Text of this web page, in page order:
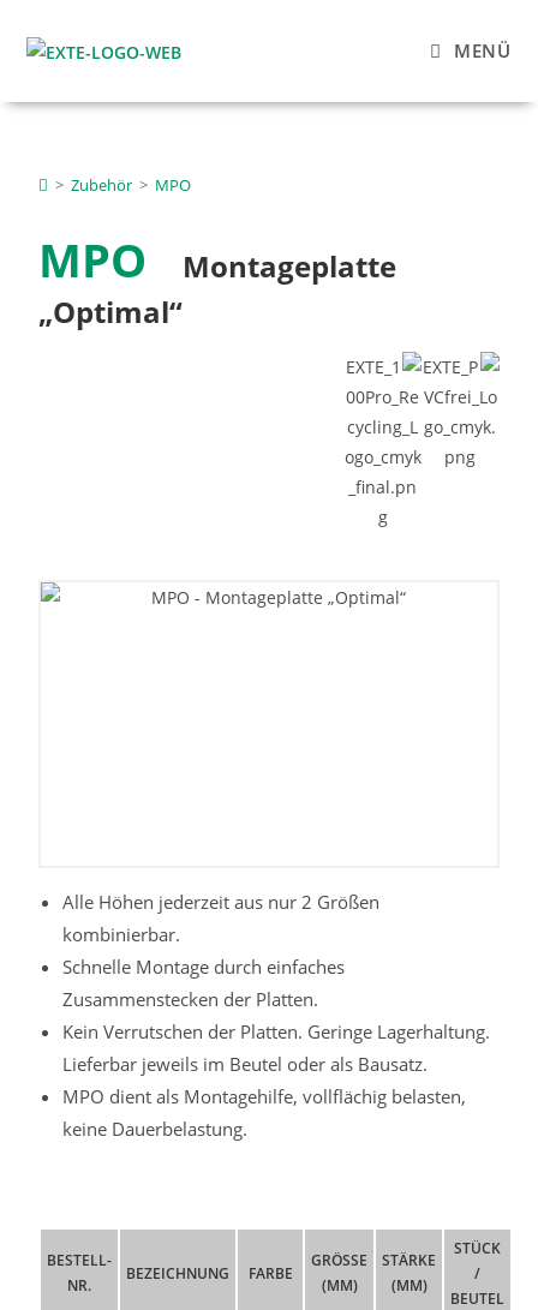
MENÜ
> Zubehör > MPO
MPO
Montageplatte
„Optimal“
Alle Höhen jederzeit aus nur 2 Größen
kombinierbar.
Schnelle Montage durch einfaches
Zusammenstecken der Platten.
Kein Verrutschen der Platten. Geringe Lagerhaltung.
Lieferbar jeweils im Beutel oder als Bausatz.
MPO dient als Montagehilfe, vollflächig belasten,
keine Dauerbelastung.
BESTELL-
NR.
BEZEICHNUNG FARBE
GRÖSSE (
MM)
STÄRKE
(MM)
STÜCK
/
BEUTEL